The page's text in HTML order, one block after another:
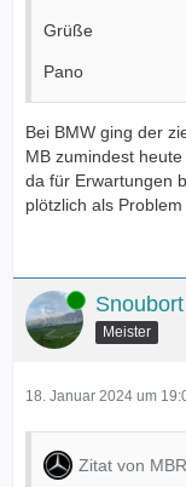
Grüße
Pano
Bei BMW ging der
MB zumindest
da für Erwartungen
plötzlich als Problem
Online Snoubort
Meister
18. Januar 2024 um
Zitat von